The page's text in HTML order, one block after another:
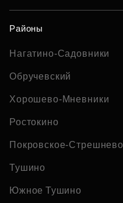
Районы
Нагатино-Садовники
Обручевский
Хорошево-Мневники
Ростокино
Покровское-Стрешнево
Тушино
Южное Тушино